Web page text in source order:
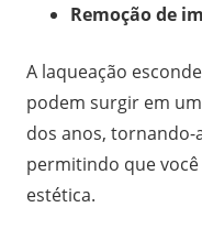
Remoção de
A laqueação
podem surgir em
dos anos, tornando-
permitindo que
estética.